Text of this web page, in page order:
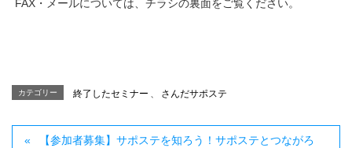
FAX・メールについては、チラシの裏面をご覧ください。
カテゴリー 終了したセミナー 、 さんだサポステ
【参加者募集】サポステを知ろう！サポステとつながろ